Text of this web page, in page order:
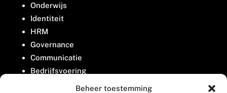
Beheer toestemming
Onderwijs
Identiteit
HRM
Governance
Communicatie
Bedrijfsvoering
Belangenbehartiging